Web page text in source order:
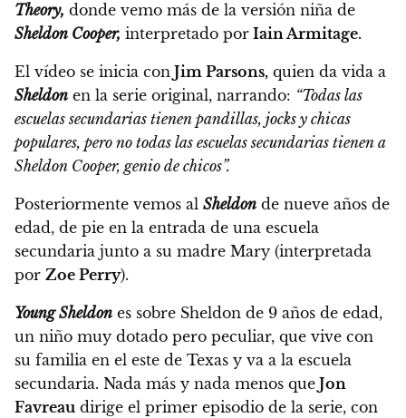
Theory, donde vemo más de la versión niña de
Sheldon Cooper, interpretado por Iain Armitage.
El vídeo se inicia con Jim Parsons, quien da vida a
Sheldon en la serie original, narrando: “Todas las
escuelas secundarias tienen pandillas, jocks y chicas
populares, pero no todas las escuelas secundarias tienen a
Sheldon Cooper, genio de chicos”.
Posteriormente vemos al Sheldon de nueve años de
edad, de pie en la entrada de una escuela
secundaria junto a su madre Mary (interpretada
por Zoe Perry).
Young Sheldon es sobre Sheldon de 9 años de edad,
un niño muy dotado pero peculiar, que vive con
su familia en el este de Texas y va a la escuela
secundaria. Nada más y nada menos que Jon
Favreaudirige el primer episodio de la serie, con